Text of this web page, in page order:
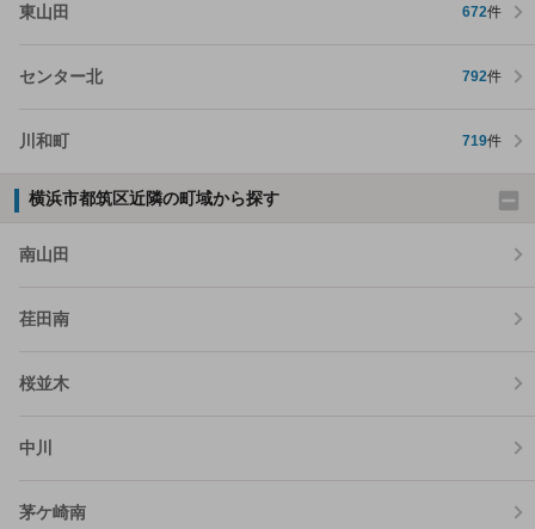
東山田 672件
センター北 792件
川和町 719件
横浜市都筑区近隣の町域から探す
南山田
荏田南
桜並木
中川
茅ケ崎南